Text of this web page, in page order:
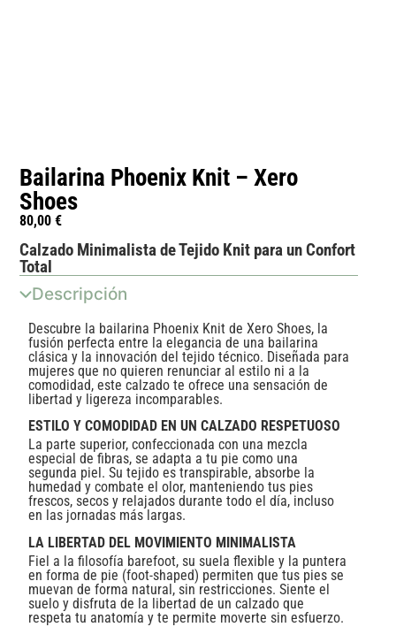
Bailarina Phoenix Knit – Xero
Shoes
80,00€
Calzado Minimalista de Tejido Knit para un Confort
Total
Descripción
Descubre la bailarina Phoenix Knit de Xero Shoes, la
fusión perfecta entre la elegancia de una bailarina
clásica y la innovación del tejido técnico. Diseñada para
mujeres que no quieren renunciar al estilo ni a la
comodidad, este calzado te ofrece una sensación de
libertad y ligereza incomparables.
ESTILO Y COMODIDAD EN UN CALZADO RESPETUOSO
La parte superior, confeccionada con una mezcla
especial de fibras, se adapta a tu pie como una
segunda piel. Su tejido es transpirable, absorbe la
humedad y combate el olor, manteniendo tus pies
frescos, secos y relajados durante todo el día, incluso
en las jornadas más largas.
LA LIBERTAD DEL MOVIMIENTO MINIMALISTA
Fiel a la filosofía barefoot, su suela flexible y la puntera
en forma de pie (foot-shaped) permiten que tus pies se
muevan de forma natural, sin restricciones. Siente el
suelo y disfruta de la libertad de un calzado que
respeta tu anatomía y te permite moverte sin esfuerzo.